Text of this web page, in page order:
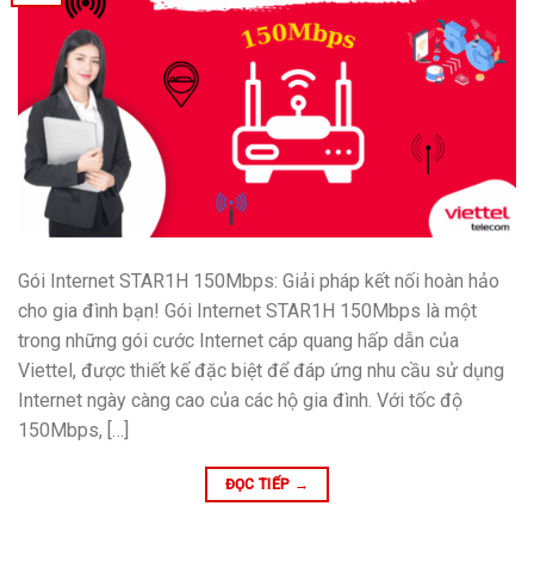
Gói Internet STAR1H 150Mbps: Giải pháp kết nối hoàn hảo
cho gia đình bạn! Gói Internet STAR1H 150Mbps là một
trong những gói cước Internet cáp quang hấp dẫn của
Viettel, được thiết kế đặc biệt để đáp ứng nhu cầu sử dụng
Internet ngày càng cao của các hộ gia đình. Với tốc độ
150Mbps, […]
ĐỌC TIẾP →